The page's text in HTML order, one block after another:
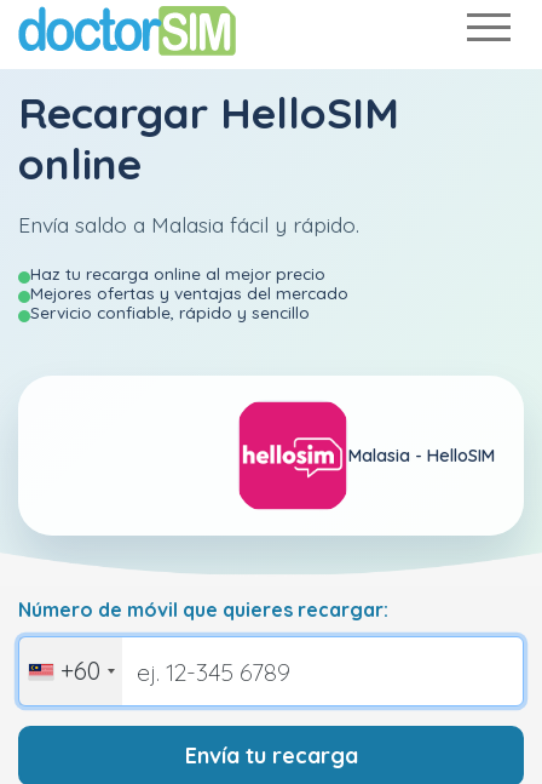
Recargar HelloSIM
online
Envía saldo a Malasia fácil y rápido.
Haz tu recarga online al mejor precio
Mejores ofertas y ventajas del mercado
Servicio confiable, rápido y sencillo
Malasia - HelloSIM
Número de móvil que quieres recargar:
+60
Envía tu recarga